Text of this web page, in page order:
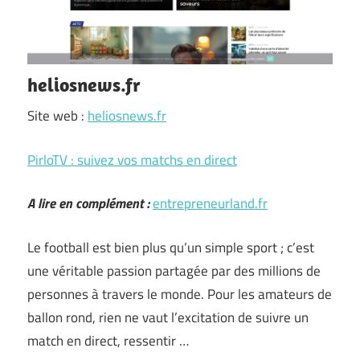
heliosnews.fr
Site web : heliosnews.fr
PirloTV : suivez vos matchs en direct
A lire en complément :entrepreneurland.fr
Le football est bien plus qu’un simple sport ; c’est
une véritable passion partagée par des millions de
personnes à travers le monde. Pour les amateurs de
ballon rond, rien ne vaut l’excitation de suivre un
match en direct, ressentir …